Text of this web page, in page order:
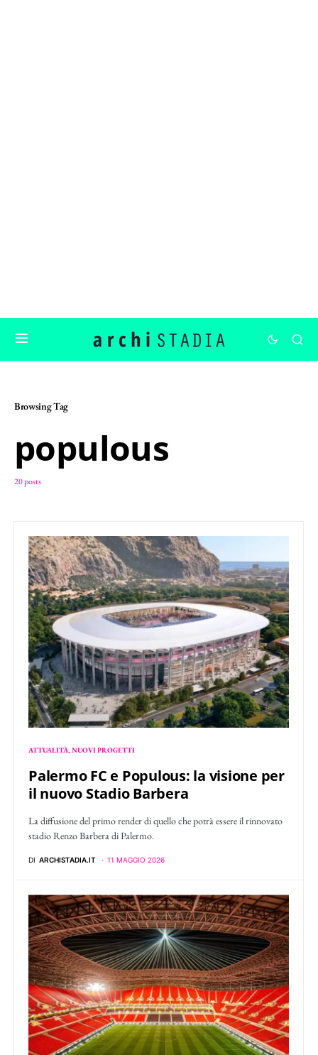
Browsing Tag
populous
20 posts
ATTUALITÀ NUOVI PROGETTI
Palermo FC e Populous: la visione per
il nuovo Stadio Barbera
La diffusione del primo render di quello che potrà essere il rinnovato
stadio Renzo Barbera di Palermo.
DI ARCHISTADIA.IT 11 MAGGIO 2026